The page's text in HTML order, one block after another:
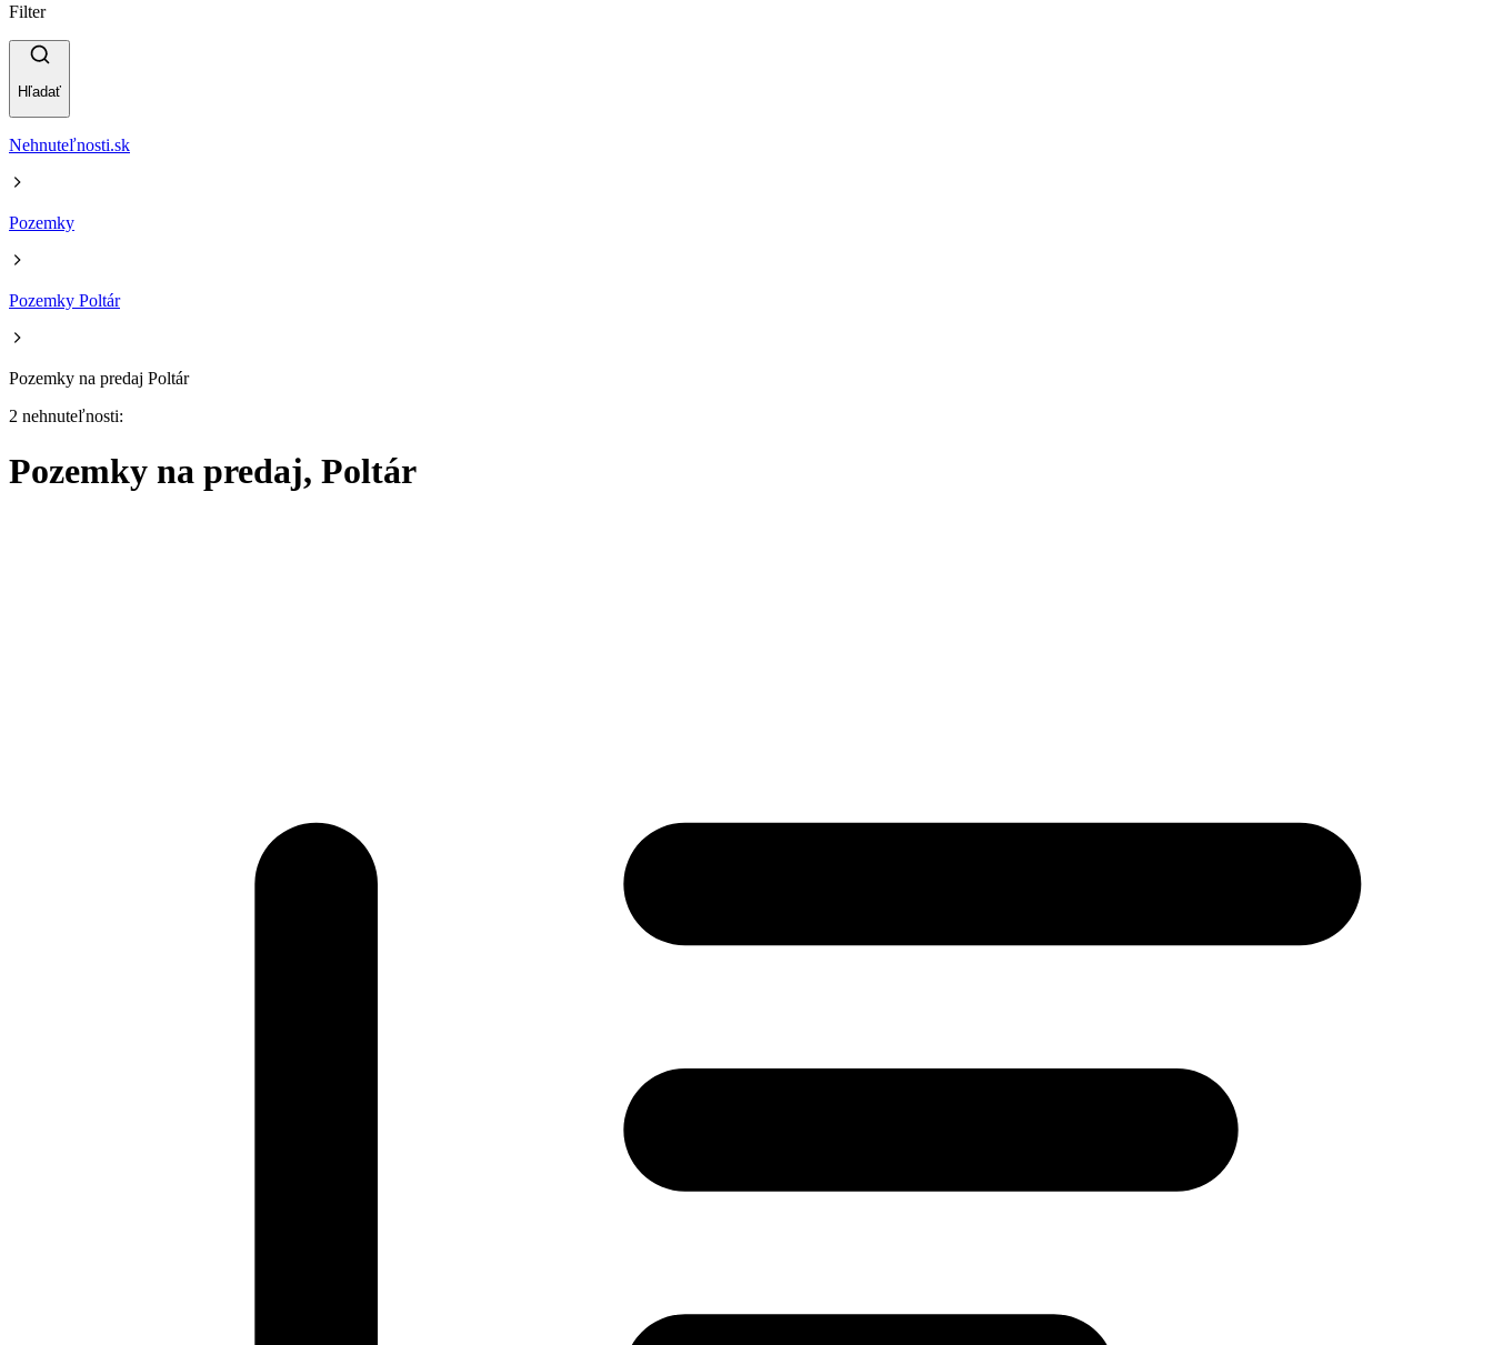
Filter
Hľadať
Nehnuteľnosti.sk
Pozemky
Pozemky Poltár
Pozemky na predaj Poltár
2 nehnuteľnosti:
Pozemky na predaj, Poltár